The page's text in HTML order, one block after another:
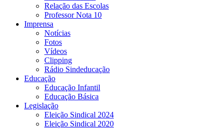
Relação das Escolas
Professor Nota 10
Imprensa
Notícias
Fotos
Vídeos
Clipping
Rádio Sindeducação
Educação
Educação Infantil
Educação Básica
Legislação
Eleição Sindical 2024
Eleição Sindical 2020